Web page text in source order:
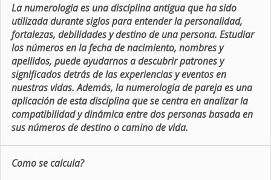
La numerologia es una disciplina antigua que ha sido
utilizada durante siglos para entender la personalidad,
fortalezas, debilidades y destino de una persona. Estudiar
los números en la fecha de nacimiento, nombres y
apellidos, puede ayudarnos a descubrir patrones y
significados detrás de las experiencias y eventos en
nuestras vidas. Además, la numerologia de pareja es una
aplicación de esta disciplina que se centra en analizar la
compatibilidad y dinámica entre dos personas basada en
sus números de destino o camino de vida.
Como se calcula?